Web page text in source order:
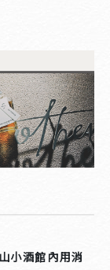
小酒館內用消